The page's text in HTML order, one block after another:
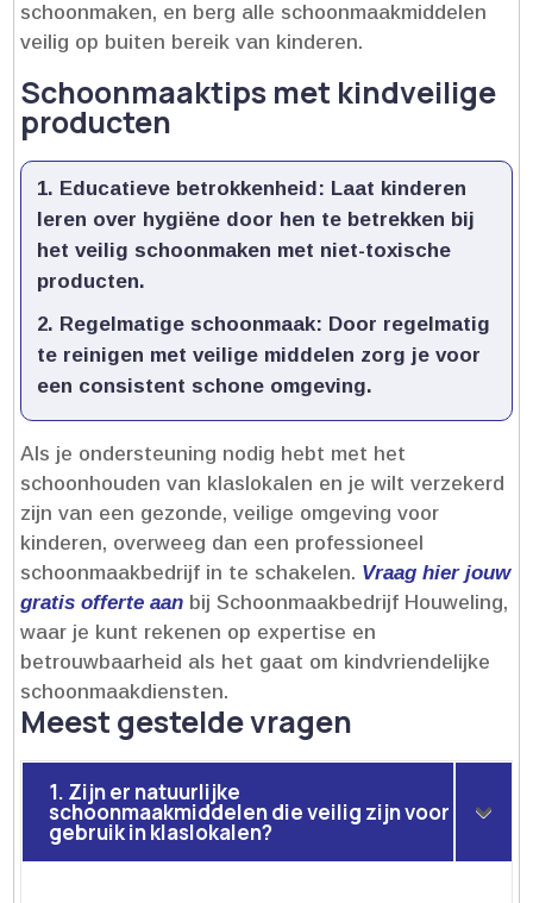
schoonmaken, en berg alle schoonmaakmiddelen
veilig op buiten bereik van kinderen.​
Schoonmaaktips met kindveilige
producten
Educatieve betrokkenheid: Laat kinderen
leren over hygiëne door hen te betrekken bij
het veilig schoonmaken met niet-toxische
producten.​
Regelmatige schoonmaak: Door regelmatig
te reinigen met veilige middelen zorg je voor
een consistent schone omgeving.​
Als je ondersteuning nodig hebt met het
schoonhouden van klaslokalen en je wilt verzekerd
zijn van een gezonde, veilige omgeving voor
kinderen, overweeg dan een professioneel
schoonmaakbedrijf in te schakelen.​ Vraag hier jouw
gratis offerte aan bij Schoonmaakbedrijf Houweling,
waar je kunt rekenen op expertise en
betrouwbaarheid als het gaat om kindvriendelijke
schoonmaakdiensten.​
Meest gestelde vragen
1. Zijn er natuurlijke
schoonmaakmiddelen die veilig zijn voor
gebruik in klaslokalen?